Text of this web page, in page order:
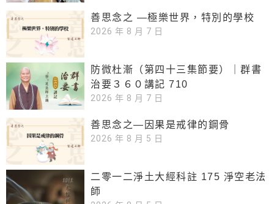
善思念之 —極樂世界，特別的學校
2026 年 8 月 7 日
防微杜漸（第四十三集節要）｜群書
治要３６０講記 710
2026 年 8 月 7 日
善思念之—因果是戒律的鋼骨
2026 年 8 月 5 日
二零一二淨土大經科註 175 淨空老法
師